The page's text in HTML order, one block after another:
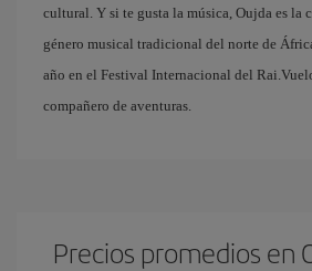
cultural. Y si te gusta la música, Oujda es la
género musical tradicional del norte de
año en el Festival Internacional del
compañero de aventuras.
Precios promedios en